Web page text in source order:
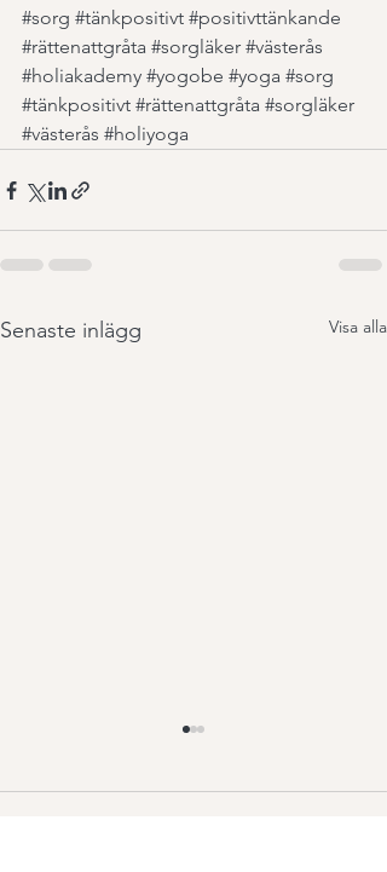
#sorg #tänkpositivt #positivttänkande
#rättenattgråta #sorgläker #västerås
#holiakademy #yogobe #yoga #sorg
#tänkpositivt #rättenattgråta #sorgläker
#västerås #holiyoga
Senaste inlägg Visa alla